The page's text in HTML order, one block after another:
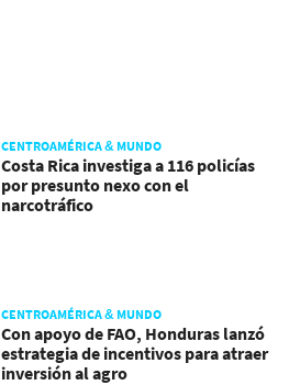
CENTROAMÉRICA & MUNDO
Costa Rica investiga a 116 policías
por presunto nexo con el
narcotráfico
CENTROAMÉRICA & MUNDO
Con apoyo de FAO, Honduras lanzó
estrategia de incentivos para atraer
inversión al agro